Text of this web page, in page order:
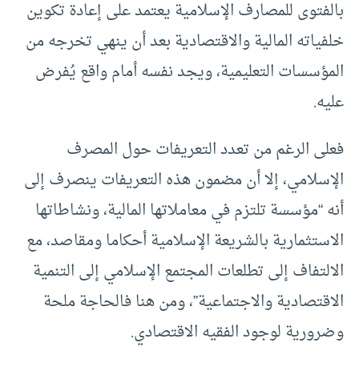
بالفتوى للمصارف الإسلامية يعتمد على إعادة تكوين
خلفياته المالية والاقتصادية بعد أن ينهي تخرجه من
المؤسسات التعليمية، ويجد نفسه أمام واقع يُفرض
عليه.
فعلى الرغم من تعدد التعريفات حول المصرف
الإسلامي، إلا أن مضمون هذه التعريفات ينصرف إلى
أنه “مؤسسة تلتزم في معاملاتها المالية، ونشاطاتها
الاستثمارية بالشريعة الإسلامية أحكاما ومقاصد، مع
الالتفاف إلى تطلعات المجتمع الإسلامي إلى التنمية
الاقتصادية والاجتماعية”، ومن هنا فالحاجة ملحة
وضرورية لوجود الفقيه الاقتصادي.